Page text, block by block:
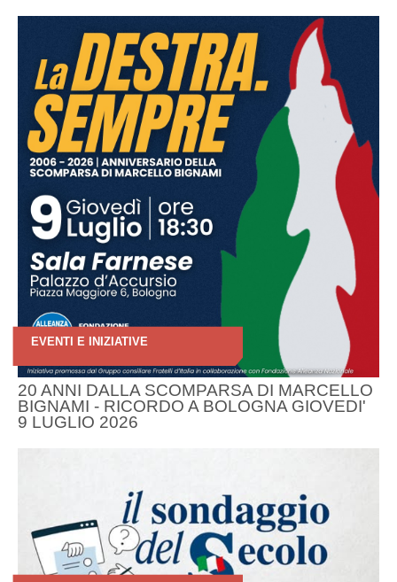
EVENTI E INIZIATIVE
20 ANNI DALLA SCOMPARSA DI MARCELLO
BIGNAMI - RICORDO A BOLOGNA GIOVEDI'
9 LUGLIO 2026